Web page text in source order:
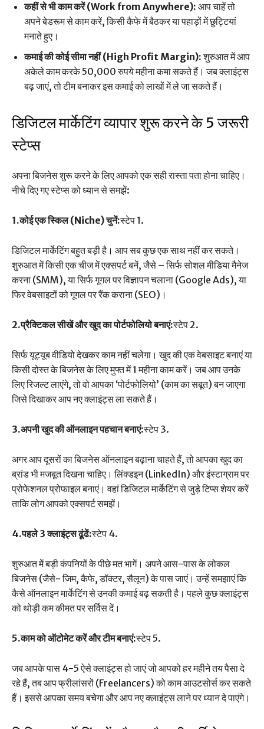
कहीं से भी काम करें (Work from Anywhere): आप चाहें तो
अपने बेडरूम से काम करें, किसी कैफे में बैठकर या पहाड़ों में छुट्टियां
मनाते हुए।
कमाई की कोई सीमा नहीं (High Profit Margin):शुरुआत में आप
अकेले काम करके 50,000 रुपये महीना कमा सकते हैं। जब क्लाइंट्स
बढ़ जाएं, तो टीम बनाकर इस कमाई को लाखों में ले जा सकते हैं।
डिजिटल मार्केटिंग व्यापार शुरू करने के 5 जरूरी
स्टेप्स
अपना बिजनेस शुरू करने के लिए आपको एक सही रास्ता पता होना चाहिए।
नीचे दिए गए स्टेप्स को ध्यान से समझें:
1.कोई एक स्किल (Niche) चुनें:स्टेप 1.
डिजिटल मार्केटिंग बहुत बड़ी है। आप सब कुछ एक साथ नहीं कर सकते।
शुरुआत में किसी एक चीज में एक्सपर्ट बनें, जैसे – सिर्फ सोशल मीडिया मैनेज
करना (SMM), या सिर्फ गूगल पर विज्ञापन चलाना (Google Ads), या
फिर वेबसाइटों को गूगल पर रैंक कराना (SEO)।
2.प्रैक्टिकल सीखें और खुद का पोर्टफोलियो बनाएं:स्टेप 2.
सिर्फ यूट्यूब वीडियो देखकर काम नहीं चलेगा। खुद की एक वेबसाइट बनाएं या
किसी दोस्त के बिजनेस के लिए मुफ्त में 1 महीना काम करें। जब आप उनके
लिए रिजल्ट लाएंगे, तो वो आपका ‘पोर्टफोलियो’ (काम का सबूत) बन जाएगा
जिसे दिखाकर आप नए क्लाइंट्स ला सकते हैं।
3.अपनी खुद की ऑनलाइन पहचान बनाएं:स्टेप 3.
अगर आप दूसरों का बिजनेस ऑनलाइन बढ़ाना चाहते हैं, तो आपका खुद का
ब्रांड भी मजबूत दिखना चाहिए। लिंक्डइन (LinkedIn) और इंस्टाग्राम पर
प्रोफेशनल प्रोफाइल बनाएं। वहां डिजिटल मार्केटिंग से जुड़े टिप्स शेयर करें
ताकि लोग आपको एक्सपर्ट समझें।
4.पहले 3 क्लाइंट्स ढूंढें:स्टेप 4.
शुरुआत में बड़ी कंपनियों के पीछे मत भागें। अपने आस-पास के लोकल
बिजनेस (जैसे- जिम, कैफे, डॉक्टर, सैलून) के पास जाएं। उन्हें समझाएं कि
कैसे ऑनलाइन मार्केटिंग से उनकी कमाई बढ़ सकती है। पहले कुछ क्लाइंट्स
को थोड़ी कम कीमत पर सर्विस दें।
5.काम को ऑटोमेट करें और टीम बनाएं:स्टेप 5.
जब आपके पास 4-5 ऐसे क्लाइंट्स हो जाएं जो आपको हर महीने तय पैसा दे
रहे हैं, तब आप फ्रीलांसरों (Freelancers) को काम आउटसोर्स कर सकते
हैं। इससे आपका समय बचेगा और आप नए क्लाइंट्स लाने पर ध्यान दे पाएंगे।